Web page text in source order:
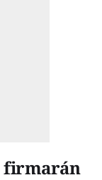
firmarán